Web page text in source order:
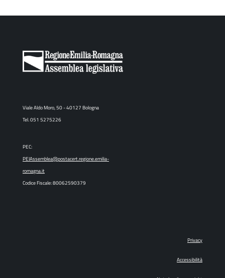
Viale Aldo Moro, 50 - 40127 Bologna
Tel. 051 5275226
PEC:
PEIAssemblea@postacert.regione.emilia-
romagna.it
Codice Fiscale: 80062590379
Privacy
Accessibilità